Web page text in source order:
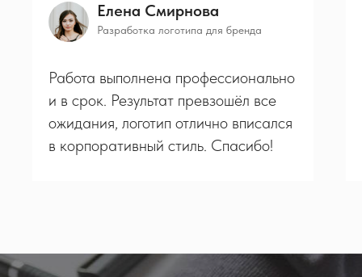
Елена Смирнова
Разработка логотипа для бренда
Работа выполнена профессионально
и в срок. Результат превзошёл все
ожидания, логотип отлично вписался
в корпоративный стиль. Спасибо!